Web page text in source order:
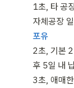
1초, 타 공
자체공장
2초, 기본
후 5일 내
3초, 애매